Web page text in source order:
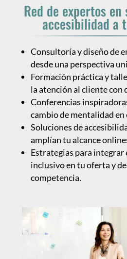
Red de expertos
accesibilidad a
Consultoría y diseño de
desde una perspectiva
Formación práctica y
la atención al cliente con
Conferencias
cambio de mentalidad
Soluciones de
amplían tu alcance
Estrategias para
inclusivo en tu oferta y
competencia.